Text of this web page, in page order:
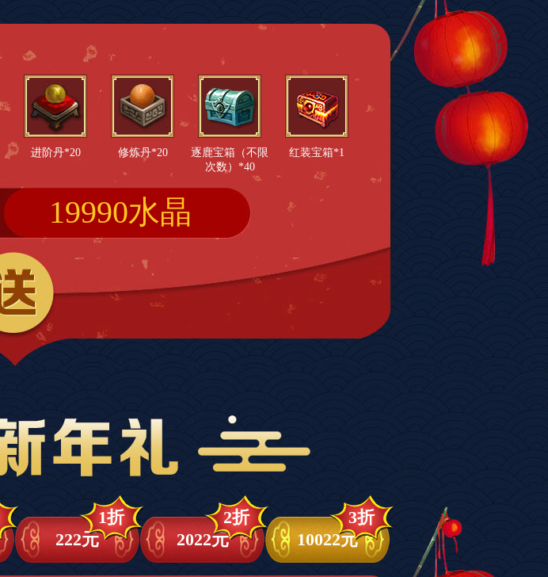
进阶丹*20 修炼丹*20
逐鹿宝箱（不限
次数）*40
红装宝箱*1
19990水晶
222元
1折
2022元
2折
10022元
3折